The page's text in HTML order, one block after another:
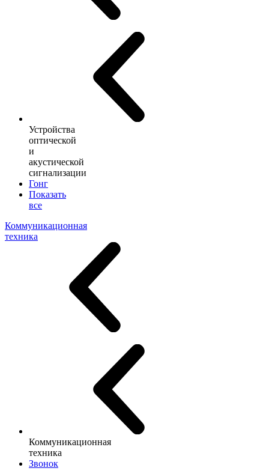
Устройства
оптической
и
акустической
сигнализации
Гонг
Показать
все
Коммуникационная
техника
Коммуникационная
техника
Звонок